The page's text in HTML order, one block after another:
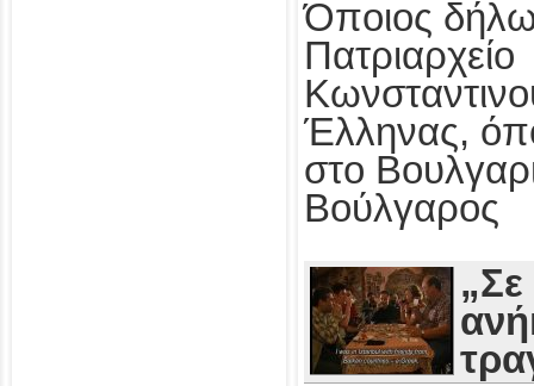
Όποιος
Πατριαρχείο
Έλληνας,
στο
Βούλγαρος